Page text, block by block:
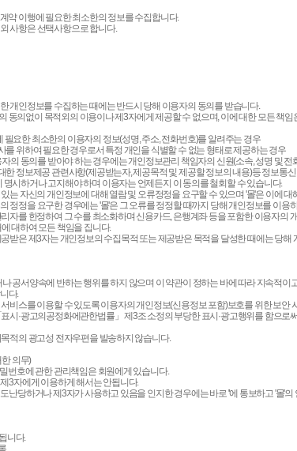
약 이행에 필요한 최소한의 정보를 수집합니다.
사항은 선택사항으로 합니다.
개인정보를 수집하는 때에는 반드시 당해 이용자의 동의를 받습니다.
의없이 목적외의 이용이나 제3자에게 제공할 수 없으며, 이에 대한 모든 책임
필요한 최소한의 이용자의 정보(성명, 주소, 전화번호)를 알려주는 경우
를 위하여 필요한 경우로서 특정 개인을 식별할 수 없는 형태로 제공하는 경우
의 동의를 받아야 하는 경우에는 개인정보관리 책임자의 신원(소속, 성명 및 전
한 정보제공 관련사항(제공받는자, 제공목적 및 제공할 정보의 내용)등 정보통
시하거나 고지해야 하며 이용자는 언제든지 이 동의를 철회할 수 있습니다.
는 자신의 개인정보에 대해 열람 및 오류정정을 요구할 수 있으며 '몰'은 이에 대
정정을 요구한 경우에는 '몰'은 그 오류를 정정할 때까지 당해 개인정보를 이용
자를 한정하여 그 수를 최소화하며 신용카드, 은행계좌 등을 포함한 이용자의
대하여 모든 책임을 집니다.
받은 제3자는 개인정보의 수집목적 또는 제공받은 목적을 달성한 때에는 당해
공서양속에 반하는 행위를 하지 않으며 이 약관이 정하는 바에 따라 지속적이
다.
비스를 이용할 수 있도록 이용자의 개인정보(신용정보 포함)보호를 위한 보안
시·광고의공정화에관한법률」 제3조 소정의 부당한 표시·광고행위를 함으로
적의 광고성 전자우편을 발송하지 않습니다.
의무)
번호에 관한 관리책임은 회원에게 있습니다.
3자에게 이용하게 해서는 안됩니다.
난당하거나 제3자가 사용하고 있음을 인지한 경우에는 바로 ''에 통보하고 '몰'의
니다.